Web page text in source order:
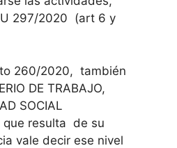
297/2020 (art 6 y
260/2020, también
DE TRABAJO,
SOCIAL
resulta de su
vale decir ese nivel